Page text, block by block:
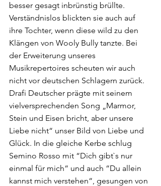
besser gesagt inbrünstig brüllte.
Verständnislos blickten sie auch auf
ihre Tochter, wenn diese wild zu den
Klängen von Wooly Bully tanzte. Bei
der Erweiterung unseres
Musikrepertoires scheuten wir auch
nicht vor deutschen Schlagern zurück.
Drafi Deutscher prägte mit seinem
vielversprechenden Song „Marmor,
Stein und Eisen bricht, aber unsere
Liebe nicht“ unser Bild von Liebe und
Glück. In die gleiche Kerbe schlug
Semino Rosso mit “Dich gibt`s nur
einmal für mich“ und auch “Du allein
kannst mich verstehen“, gesungen von